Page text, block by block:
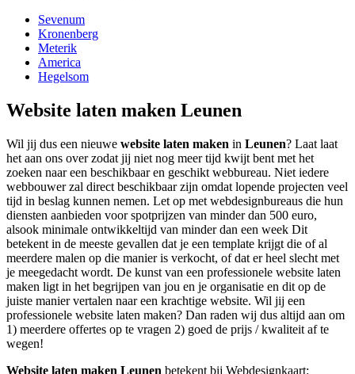
Sevenum
Kronenberg
Meterik
America
Hegelsom
Website laten maken Leunen
Wil jij dus een nieuwe website laten maken in Leunen? Laat laat
het aan ons over zodat jij niet nog meer tijd kwijt bent met het
zoeken naar een beschikbaar en geschikt webbureau. Niet iedere
webbouwer zal direct beschikbaar zijn omdat lopende projecten veel
tijd in beslag kunnen nemen. Let op met webdesignbureaus die hun
diensten aanbieden voor spotprijzen van minder dan 500 euro,
alsook minimale ontwikkeltijd van minder dan een week Dit
betekent in de meeste gevallen dat je een template krijgt die of al
meerdere malen op die manier is verkocht, of dat er heel slecht met
je meegedacht wordt. De kunst van een professionele website laten
maken ligt in het begrijpen van jou en je organisatie en dit op de
juiste manier vertalen naar een krachtige website. Wil jij een
professionele website laten maken? Dan raden wij dus altijd aan om
1) meerdere offertes op te vragen 2) goed de prijs / kwaliteit af te
wegen!
Website laten maken Leunen betekent bij Webdesignkaart: